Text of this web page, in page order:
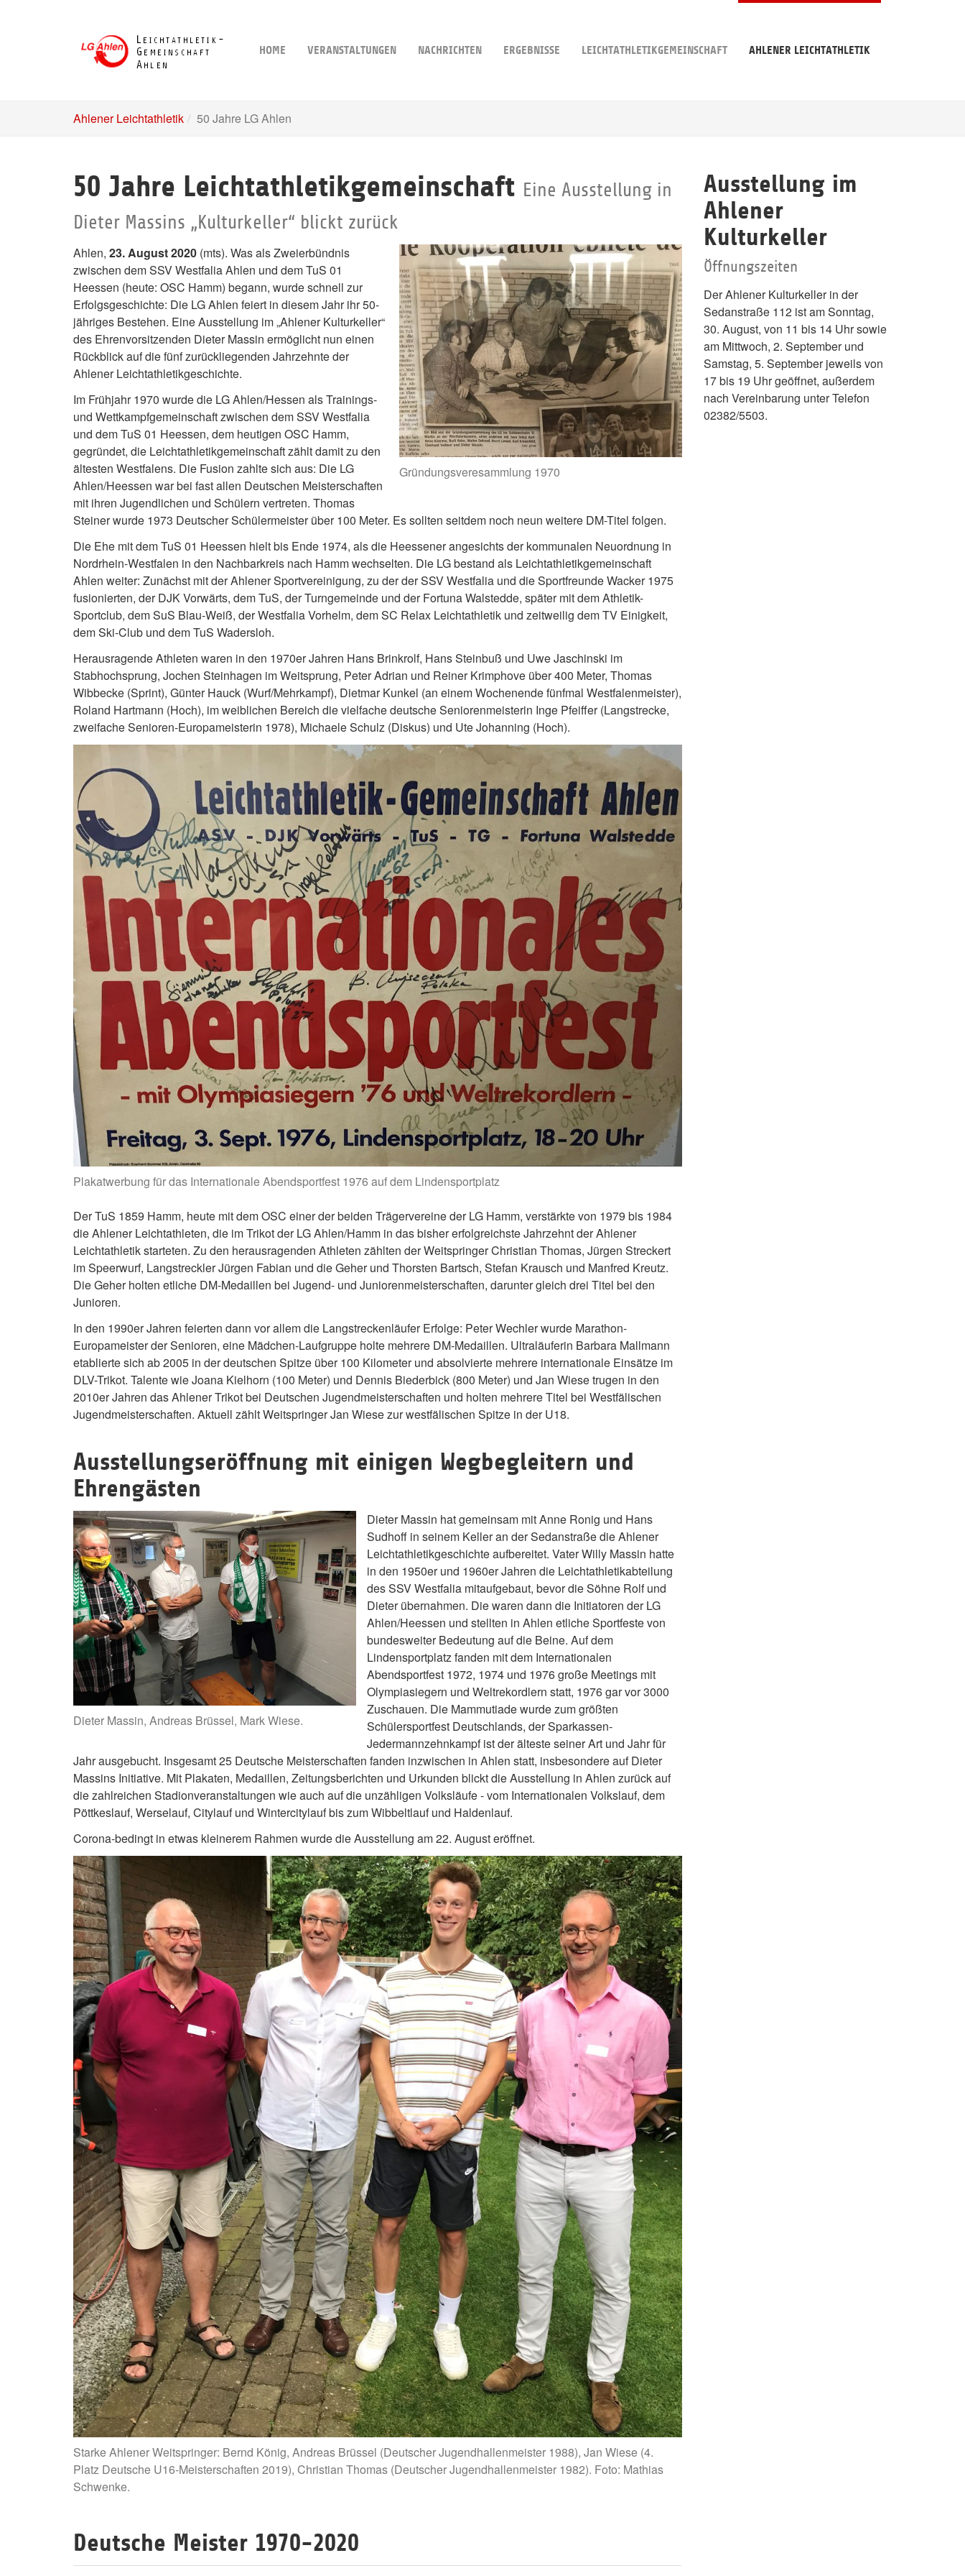
HOME VERANSTALTUNGEN NACHRICHTEN ERGEBNISSE LEICHTATHLETIKGEMEINSCHAFT AHLENER LEICHTATHLETIK
Ahlener Leichtathletik 50 Jahre LG Ahlen
50 Jahre Leichtathletikgemeinschaft Eine Ausstellung in
Dieter Massins „Kulturkeller“ blickt zurück
Gründungsveresammlung 1970
Ahlen, 23. August 2020 (mts). Was als Zweierbündnis
zwischen dem SSV Westfalia Ahlen und dem TuS 01
Heessen (heute: OSC Hamm) begann, wurde schnell zur
Erfolgsgeschichte: Die LG Ahlen feiert in diesem Jahr ihr 50-
jähriges Bestehen. Eine Ausstellung im „Ahlener Kulturkeller“
des Ehrenvorsitzenden Dieter Massin ermöglicht nun einen
Rückblick auf die fünf zurückliegenden Jahrzehnte der
Ahlener Leichtathletikgeschichte.
Im Frühjahr 1970 wurde die LG Ahlen/Hessen als Trainings-
und Wettkampfgemeinschaft zwischen dem SSV Westfalia
und dem TuS 01 Heessen, dem heutigen OSC Hamm,
gegründet, die Leichtathletikgemeinschaft zählt damit zu den
ältesten Westfalens. Die Fusion zahlte sich aus: Die LG
Ahlen/Heessen war bei fast allen Deutschen Meisterschaften
mit ihren Jugendlichen und Schülern vertreten. Thomas
Steiner wurde 1973 Deutscher Schülermeister über 100 Meter. Es sollten seitdem noch neun weitere DM-Titel folgen.
Die Ehe mit dem TuS 01 Heessen hielt bis Ende 1974, als die Heessener angesichts der kommunalen Neuordnung in
Nordrhein-Westfalen in den Nachbarkreis nach Hamm wechselten. Die LG bestand als Leichtathletikgemeinschaft
Ahlen weiter: Zunächst mit der Ahlener Sportvereinigung, zu der der SSV Westfalia und die Sportfreunde Wacker 1975
fusionierten, der DJK Vorwärts, dem TuS, der Turngemeinde und der Fortuna Walstedde, später mit dem Athletik-
Sportclub, dem SuS Blau-Weiß, der Westfalia Vorhelm, dem SC Relax Leichtathletik und zeitweilig dem TV Einigkeit,
dem Ski-Club und dem TuS Wadersloh.
Herausragende Athleten waren in den 1970er Jahren Hans Brinkrolf, Hans Steinbuß und Uwe Jaschinski im
Stabhochsprung, Jochen Steinhagen im Weitsprung, Peter Adrian und Reiner Krimphove über 400 Meter, Thomas
Wibbecke (Sprint), Günter Hauck (Wurf/Mehrkampf), Dietmar Kunkel (an einem Wochenende fünfmal Westfalenmeister),
Roland Hartmann (Hoch), im weiblichen Bereich die vielfache deutsche Seniorenmeisterin Inge Pfeiffer (Langstrecke,
zweifache Senioren-Europameisterin 1978), Michaele Schulz (Diskus) und Ute Johanning (Hoch).
Plakatwerbung für das Internationale Abendsportfest 1976 auf dem Lindensportplatz
Der TuS 1859 Hamm, heute mit dem OSC einer der beiden Trägervereine der LG Hamm, verstärkte von 1979 bis 1984
die Ahlener Leichtathleten, die im Trikot der LG Ahlen/Hamm in das bisher erfolgreichste Jahrzehnt der Ahlener
Leichtathletik starteten. Zu den herausragenden Athleten zählten der Weitspringer Christian Thomas, Jürgen Streckert
im Speerwurf, Langstreckler Jürgen Fabian und die Geher und Thorsten Bartsch, Stefan Krausch und Manfred Kreutz.
Die Geher holten etliche DM-Medaillen bei Jugend- und Juniorenmeisterschaften, darunter gleich drei Titel bei den
Junioren.
In den 1990er Jahren feierten dann vor allem die Langstreckenläufer Erfolge: Peter Wechler wurde Marathon-
Europameister der Senioren, eine Mädchen-Laufgruppe holte mehrere DM-Medaillen. Ultraläuferin Barbara Mallmann
etablierte sich ab 2005 in der deutschen Spitze über 100 Kilometer und absolvierte mehrere internationale Einsätze im
DLV-Trikot. Talente wie Joana Kielhorn (100 Meter) und Dennis Biederbick (800 Meter) und Jan Wiese trugen in den
2010er Jahren das Ahlener Trikot bei Deutschen Jugendmeisterschaften und holten mehrere Titel bei Westfälischen
Jugendmeisterschaften. Aktuell zählt Weitspringer Jan Wiese zur westfälischen Spitze in der U18.
Ausstellungseröffnung mit einigen Wegbegleitern und
Ehrengästen
Dieter Massin, Andreas Brüssel, Mark Wiese.
Dieter Massin hat gemeinsam mit Anne Ronig und Hans
Sudhoff in seinem Keller an der Sedanstraße die Ahlener
Leichtathletikgeschichte aufbereitet. Vater Willy Massin hatte
in den 1950er und 1960er Jahren die Leichtathletikabteilung
des SSV Westfalia mitaufgebaut, bevor die Söhne Rolf und
Dieter übernahmen. Die waren dann die Initiatoren der LG
Ahlen/Heessen und stellten in Ahlen etliche Sportfeste von
bundesweiter Bedeutung auf die Beine. Auf dem
Lindensportplatz fanden mit dem Internationalen
Abendsportfest 1972, 1974 und 1976 große Meetings mit
Olympiasiegern und Weltrekordlern statt, 1976 gar vor 3000
Zuschauen. Die Mammutiade wurde zum größten
Schülersportfest Deutschlands, der Sparkassen-
Jedermannzehnkampf ist der älteste seiner Art und Jahr für
Jahr ausgebucht. Insgesamt 25 Deutsche Meisterschaften fanden inzwischen in Ahlen statt, insbesondere auf Dieter
Massins Initiative. Mit Plakaten, Medaillen, Zeitungsberichten und Urkunden blickt die Ausstellung in Ahlen zurück auf
die zahlreichen Stadionveranstaltungen wie auch auf die unzähligen Volksläufe - vom Internationalen Volkslauf, dem
Pöttkeslauf, Werselauf, Citylauf und Wintercitylauf bis zum Wibbeltlauf und Haldenlauf.
Corona-bedingt in etwas kleinerem Rahmen wurde die Ausstellung am 22. August eröffnet.
Starke Ahlener Weitspringer: Bernd König, Andreas Brüssel (Deutscher Jugendhallenmeister 1988), Jan Wiese (4.
Platz Deutsche U16-Meisterschaften 2019), Christian Thomas (Deutscher Jugendhallenmeister 1982). Foto: Mathias
Schwenke.
Deutsche Meister 1970-2020
Ausstellung im
Ahlener
Kulturkeller
Öffnungszeiten
Der Ahlener Kulturkeller in der
Sedanstraße 112 ist am Sonntag,
30. August, von 11 bis 14 Uhr sowie
am Mittwoch, 2. September und
Samstag, 5. September jeweils von
17 bis 19 Uhr geöffnet, außerdem
nach Vereinbarung unter Telefon
02382/5503.